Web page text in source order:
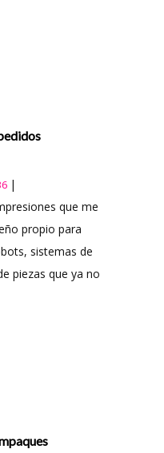
|
que me
propio para
sistemas de
piezas que ya no